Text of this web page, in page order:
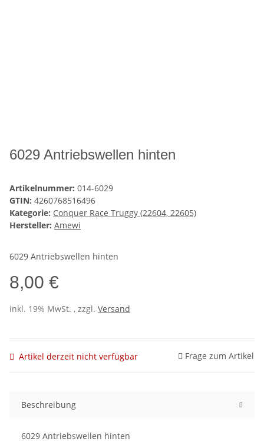
6029 Antriebswellen hinten
Artikelnummer: 014-6029
GTIN: 4260768516496
Kategorie: Conquer Race Truggy (22604, 22605)
Hersteller: Amewi
6029 Antriebswellen hinten
8,00 €
inkl. 19% MwSt. , zzgl. Versand
Artikel derzeit nicht verfügbar Frage zum Artikel
Beschreibung
6029 Antriebswellen hinten